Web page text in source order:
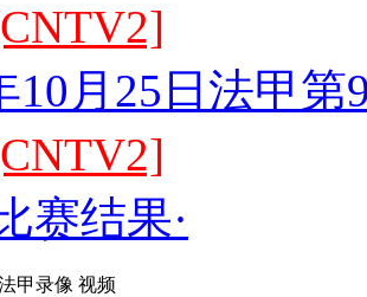
10月25日法甲
赛结果·
甲录像 视频